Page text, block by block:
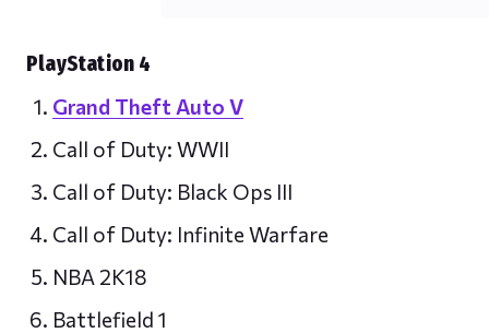
PlayStation 4
Grand Theft Auto V
Call of Duty: WWII
Call of Duty: Black Ops III
Call of Duty: Infinite Warfare
NBA 2K18
Battlefield 1